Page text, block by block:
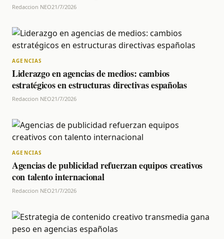
Redaccion NEO21/7/2026
AGENCIAS
Liderazgo en agencias de medios: cambios
estratégicos en estructuras directivas españolas
Redaccion NEO21/7/2026
AGENCIAS
Agencias de publicidad refuerzan equipos creativos
con talento internacional
Redaccion NEO21/7/2026